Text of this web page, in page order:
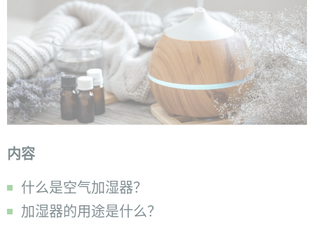
内容
什么是空气加湿器？
加湿器的用途是什么？